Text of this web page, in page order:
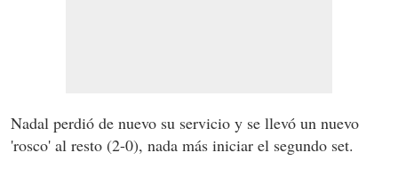
Nadal perdió de nuevo su servicio y se llevó un nuevo
'rosco' al resto (2-0), nada más iniciar el segundo set.